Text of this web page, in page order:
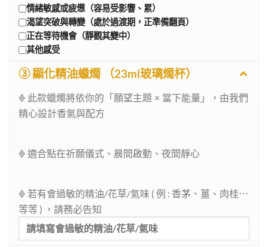
情緒敏感或疲憊（容易受影響、累）
渴望突破與轉變（處於過渡期，正準備翻頁）
正在等待機會（靜觀其變中）
其他感受
③ 顯化精油蠟燭 （23ml玻璃燭杯）
𖢻 此款蠟燭將依你的「願望主題 × 當下能量」，由我們
精心設計香氣與配方
𖢻 適合點在祈願儀式、晨間啟動、夜間靜心
𖢻 若有會過敏的精油/花草/氣味 ( 例 : 香茅、薑、肉桂⋯
等等 ) ，請務必告知